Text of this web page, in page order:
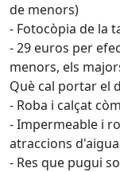
de menors)
- Fotocòpia de la
- 29 euros per
menors, els
Què cal portar el
- Roba i calçat
- Impermeable i
atraccions d'aigua
- Res que pugui